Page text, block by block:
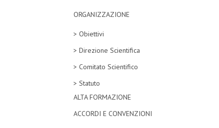
ORGANIZZAZIONE
> Obiettivi
> Direzione Scientifica
> Comitato Scientifico
> Statuto
ALTA FORMAZIONE
ACCORDI E CONVENZIONI